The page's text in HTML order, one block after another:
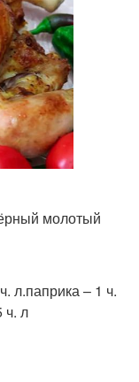
молотый
л.паприка – 1 ч.
ч. л